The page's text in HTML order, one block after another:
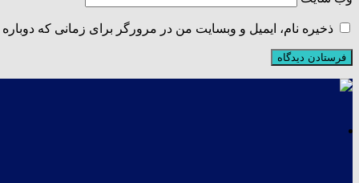
ذخیره نام، ایمیل و وبسایت من در مرورگر برای زمانی که